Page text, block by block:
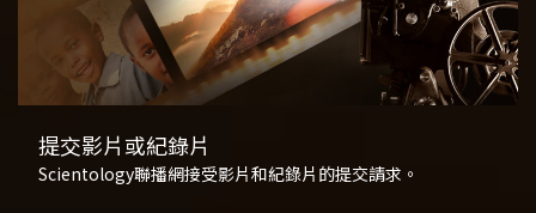
提交影片或紀錄片
Scientology聯播網接受影片和紀錄片的提交請求。